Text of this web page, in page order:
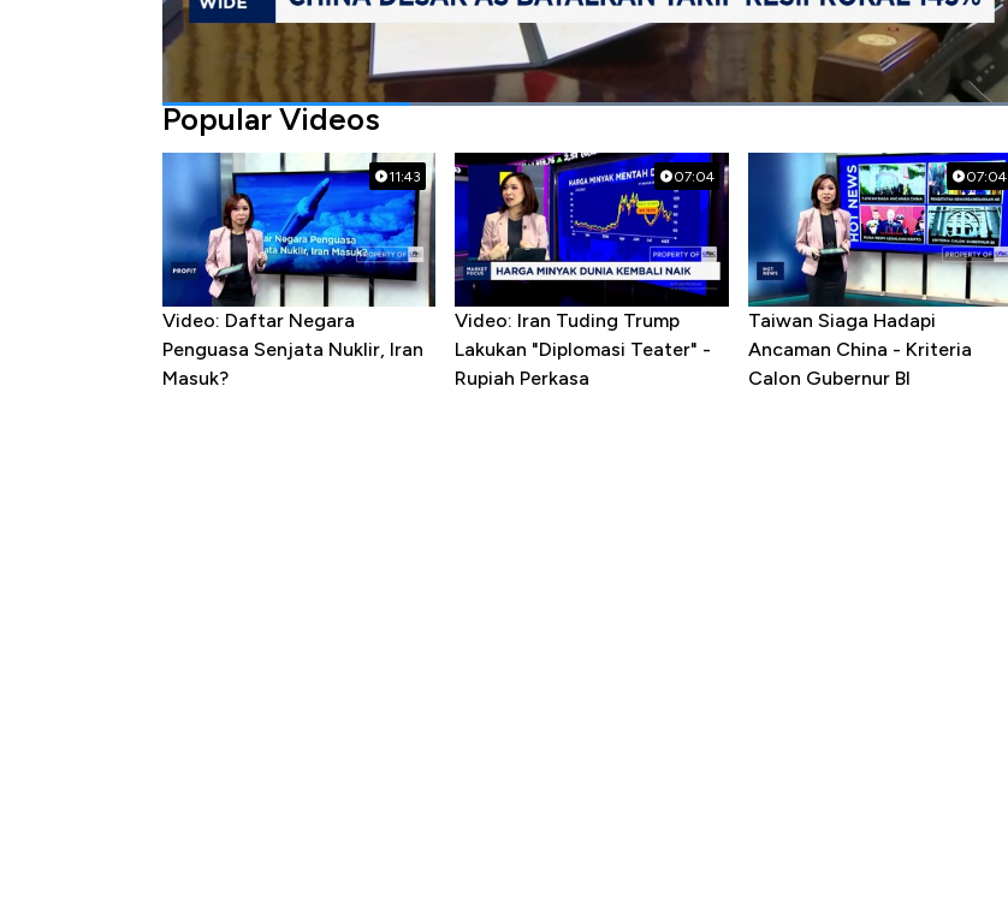
Popular Videos
11:43
Video: Daftar Negara
Penguasa Senjata Nuklir, Iran
Masuk?
07:04
Video: Iran Tuding Trump
Lakukan "Diplomasi Teater" -
Rupiah Perkasa
07:04
Taiwan Siaga Hadapi
Ancaman China - Kriteria
Calon Gubernur BI